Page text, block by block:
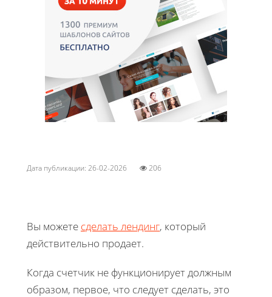
Дата публикации: 26-02-2026 206
Вы можете сделать лендинг, который
действительно продает.
Когда счетчик не функционирует должным
образом, первое, что следует сделать, это